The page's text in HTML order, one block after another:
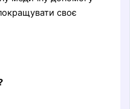
своє